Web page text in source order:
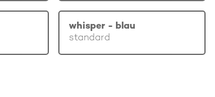
whisper - blau
standard